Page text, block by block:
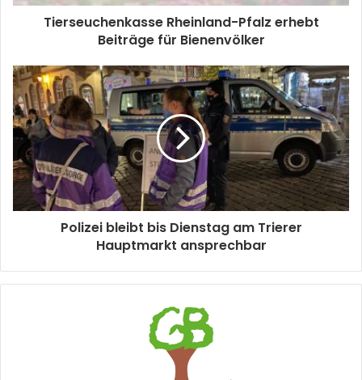
Tierseuchenkasse Rheinland-Pfalz erhebt
Beiträge für Bienenvölker
Polizei bleibt bis Dienstag am Trierer
Hauptmarkt ansprechbar